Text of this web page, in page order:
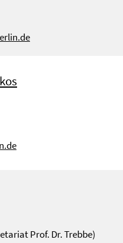
Prof. Dr. Trebbe)